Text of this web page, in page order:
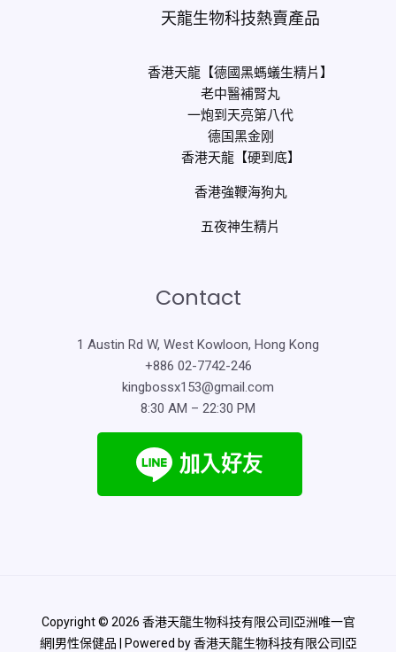
天龍生物科技熱賣產品
香港天龍【德國黑螞蟻生精片】
老中醫補腎丸
一炮到天亮第八代
德国黑金刚
香港天龍【硬到底】
香港強鞭海狗丸
五夜神生精片
Contact
1 Austin Rd W, West Kowloon, Hong Kong
+886 02-7742-246
kingbossx153@gmail.com
8:30 AM – 22:30 PM
Copyright © 2026 香港天龍生物科技有限公司|亞洲唯一官
網|男性保健品 | Powered by 香港天龍生物科技有限公司|亞